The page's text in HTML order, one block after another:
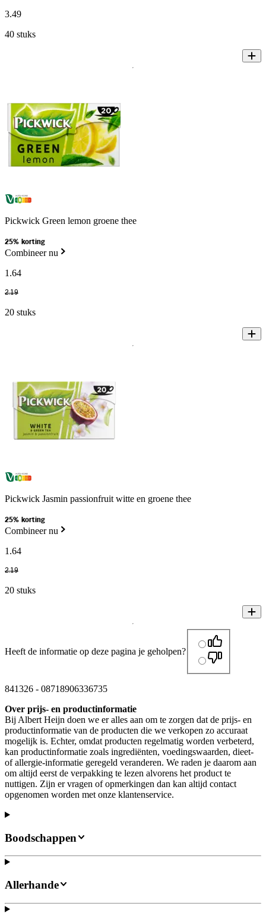
3.49
40 stuks
Pickwick Green lemon groene thee
25% korting
Combineer nu
1 .64
2.19
20 stuks
Pickwick Jasmin passionfruit witte en groene thee
25% korting
Combineer nu
1 .64
2.19
20 stuks
Heeft de informatie op deze pagina je geholpen?
841326 - 08718906336735
Over prijs- en productinformatie
Bij Albert Heijn doen we er alles aan om te zorgen dat de prijs- en
productinformatie van de producten die we verkopen zo accuraat
mogelijk is. Echter, omdat producten regelmatig worden verbeterd,
kan productinformatie zoals ingrediënten, voedingswaarden, dieet-
of allergie-informatie geregeld veranderen. We raden je daarom aan
om altijd eerst de verpakking te lezen alvorens het product te
nuttigen. Zijn er vragen of opmerkingen dan kan altijd contact
opgenomen worden met onze klantenservice.
Boodschappen
Allerhande